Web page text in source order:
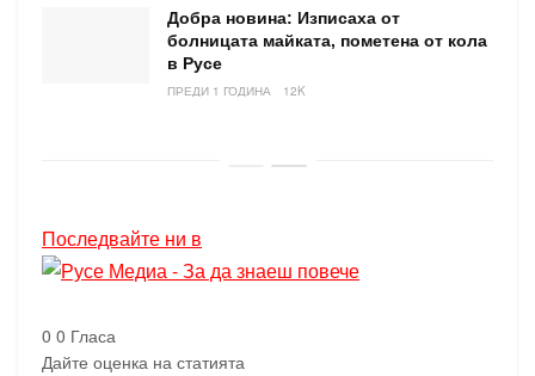
Добра новина: Изписаха от
болницата майката, пометена от кола
в Русе
ПРЕДИ 1 ГОДИНА 12K
Последвайте ни в
0 0 Гласа
Дайте оценка на статията